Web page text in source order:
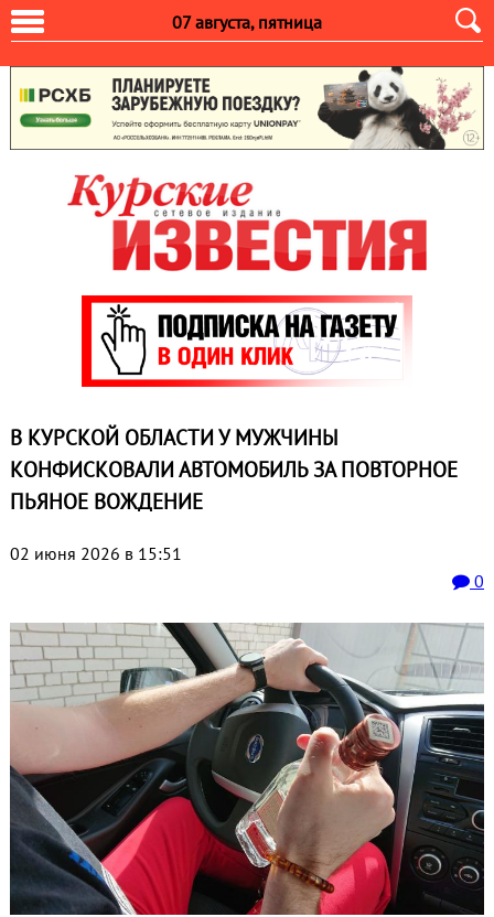
07 августа, пятница
В КУРСКОЙ ОБЛАСТИ У МУЖЧИНЫ
КОНФИСКОВАЛИ АВТОМОБИЛЬ ЗА ПОВТОРНОЕ
ПЬЯНОЕ ВОЖДЕНИЕ
02 июня 2026 в 15:51
0